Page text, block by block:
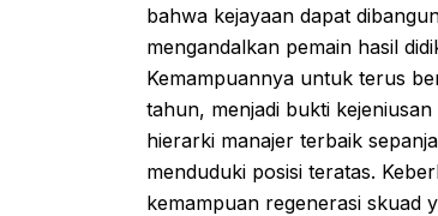
bahwa kejayaan dapat
mengandalkan pemain hasil
Kemampuannya untuk terus
tahun, menjadi bukti
hierarki manajer terbaik
menduduki posisi teratas.
kemampuan regenerasi skuad